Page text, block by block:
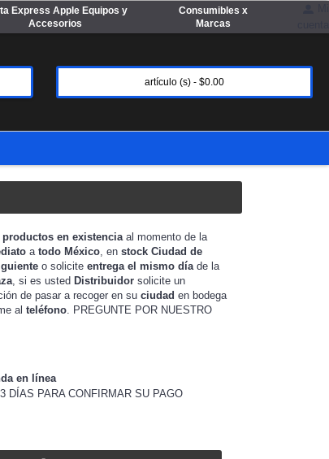
Express Apple Equipos y
Accesorios
Consumibles x
Marcas
artículo (s) - $0.00
productos en existenciaal momento de la
a todo México, en stock Ciudad de
o solicite entrega el mismo díade la
, si es usted Distribuidor solicite un
de pasar a recoger en su ciudad en bodega
al teléfono. PREGUNTE POR NUESTRO
en línea
DÍAS PARA CONFIRMAR SU PAGO